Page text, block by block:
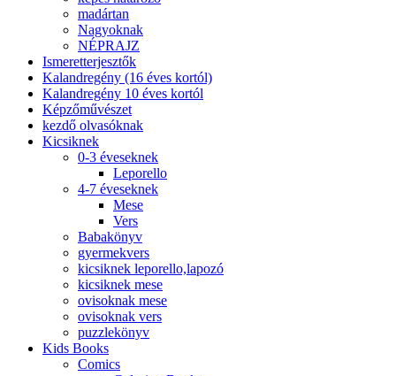
madártan
Nagyoknak
NÉPRAJZ
Ismeretterjesztők
Kalandregény (16 éves kortól)
Kalandregény 10 éves kortól
Képzőművészet
kezdő olvasóknak
Kicsiknek
0-3 éveseknek
Leporello
4-7 éveseknek
Mese
Vers
Babakönyv
gyermekvers
kicsiknek leporello,lapozó
kicsiknek mese
ovisoknak mese
ovisoknak vers
puzzlekönyv
Kids Books
Comics